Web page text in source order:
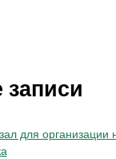
для организации